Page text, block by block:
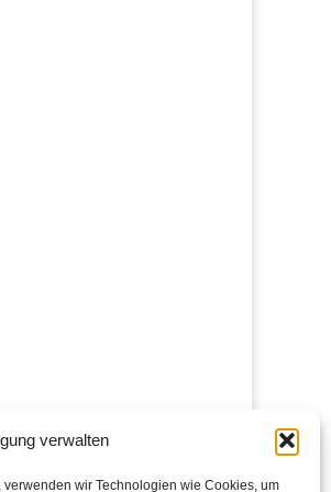
verwalten
wir Technologien wie Cookies, um